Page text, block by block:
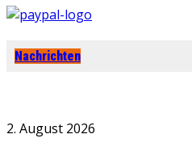
Nachrichten
2. August 2026